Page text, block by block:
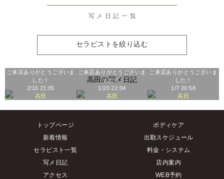
写メ日記一覧
セラピストを絞り込む
高田の写メ日記
ご来店ありがとうございま
した！
2/10 21:05
高田
ご来店ありがとうございま
した！
1/20 22:04
高田
ご来店ありがとうございま
した！
1/7 20:58
高田
トップページ
ボディケア
新着情報
出勤スケジュール
セラピスト一覧
料金・システム
写メ日記
店内案内
アクセス
WEB予約